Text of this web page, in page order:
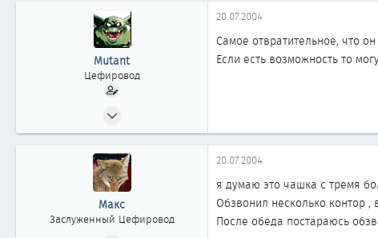
Mutant
Цефировод
819
г.Сургут Тюменской обл.
20.07.2004
Самое отвратительное, что
Если есть возможность то
Макс
Заслуженный Цефировод
20.07.2004
я думаю это чашка с тремя
Обзвонил несколько контор
После обеда постараюсь